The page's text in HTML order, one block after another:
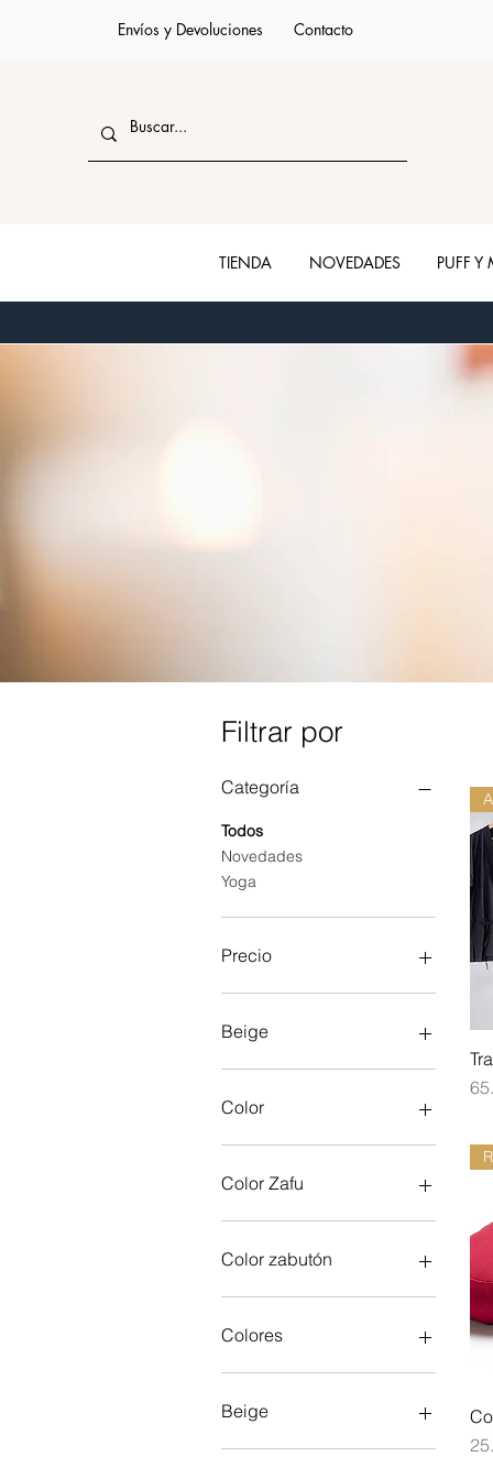
Envíos y Devoluciones Contacto
TIENDA NOVEDADES PUFF Y
Filtrar por
Categoría
Todos
Novedades
Yoga
Precio
Beige
Color
Color Zafu
Color zabutón
Colores
Beige
Negro